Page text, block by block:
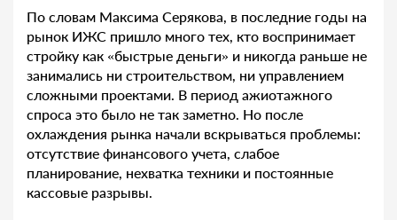
По словам Максима Серякова, в последние годы на
рынок ИЖС пришло много тех, кто воспринимает
стройку как «быстрые деньги» и никогда раньше не
занимались ни строительством, ни управлением
сложными проектами. В период ажиотажного
спроса это было не так заметно. Но после
охлаждения рынка начали вскрываться проблемы:
отсутствие финансового учета, слабое
планирование, нехватка техники и постоянные
кассовые разрывы.